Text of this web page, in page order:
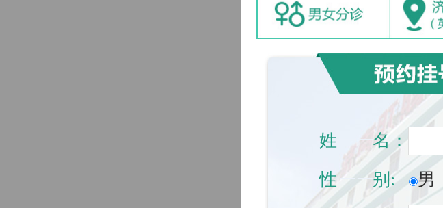
姓 一一名：
性一一别: 男